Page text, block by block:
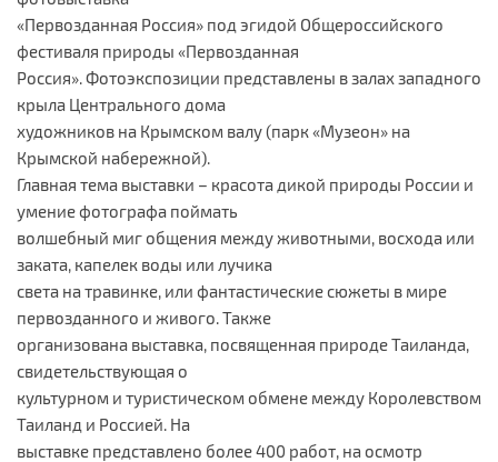
«Первозданная Россия» под эгидой Общероссийского
фестиваля природы «Первозданная
Россия». Фотоэкспозиции представлены в залах западного
крыла Центрального дома
художников на Крымском валу (парк «Музеон» на
Крымской набережной).
Главная тема выставки – красота дикой природы России и
умение фотографа поймать
волшебный миг общения между животными, восхода или
заката, капелек воды или лучика
света на травинке, или фантастические сюжеты в мире
первозданного и живого. Также
организована выставка, посвященная природе Таиланда,
свидетельствующая о
культурном и туристическом обмене между Королевством
Таиланд и Россией. На
выставке представлено более 400 работ, на осмотр